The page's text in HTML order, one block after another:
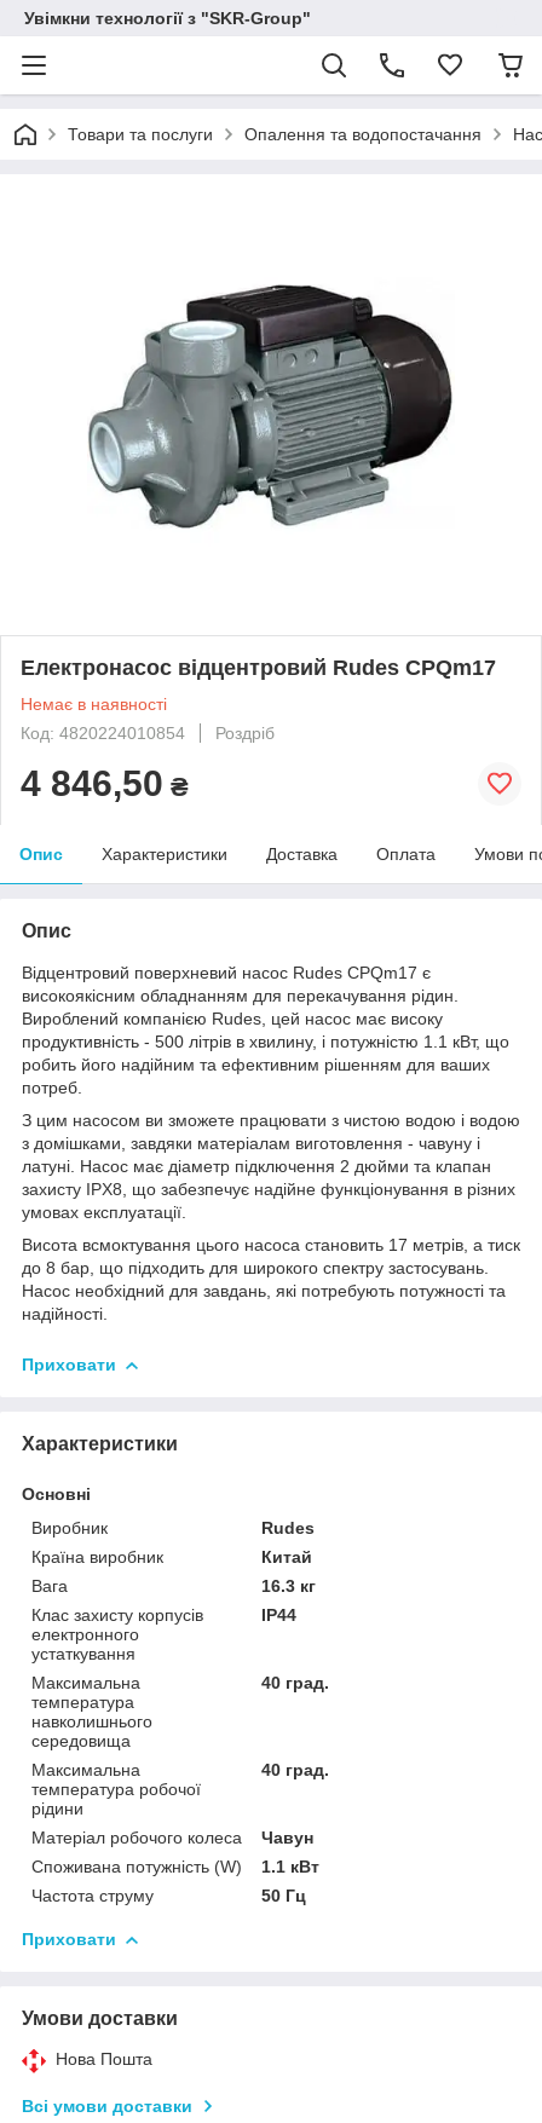
Увімкни технології з "SKR-Group"
Товари та послуги Опалення та водопостачання
Електронасос відцентровий Rudes CPQm17
Немає в наявності
Код: 4820224010854
Роздріб
4 846,50 ₴
Опис Характеристики Доставка Оплата Умови
Опис
Відцентровий поверхневий насос Rudes CPQm17 є
високоякісним обладнанням для перекачування рідин.
Вироблений компанією Rudes, цей насос має високу
продуктивність - 500 літрів в хвилину, і потужністю 1.1 кВт, що
робить його надійним та ефективним рішенням для ваших
потреб.
З цим насосом ви зможете працювати з чистою водою і водою
з домішками, завдяки матеріалам виготовлення - чавуну і
латуні. Насос має діаметр підключення 2 дюйми та клапан
захисту IPХ8, що забезпечує надійне функціонування в різних
умовах експлуатації.
Висота всмоктування цього насоса становить 17 метрів, а тиск
до 8 бар, що підходить для широкого спектру застосувань.
Насос необхідний для завдань, які потребують потужності та
надійності.
Приховати
Характеристики
Основні
Виробник
Rudes
Країна виробник
Китай
Вага
16.3 кг
Клас захисту корпусів
електронного
устаткування
IP44
Максимальна
температура
навколишнього
середовища
40 град.
Максимальна
температура робочої
рідини
40 град.
Матеріал робочого колеса
Чавун
Споживана потужність (W)
1.1 кВт
Частота струму
50 Гц
Приховати
Умови доставки
Нова Пошта
Всі умови доставки